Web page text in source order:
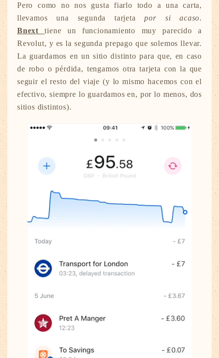
Pero como no nos gusta fiarlo todo a una carta,
llevamos una segunda tarjetapor si acaso.
Bnext
tiene un funcionamiento muy parecido a
Revolut, y es la segunda prepago que solemos llevar.
La guardamos en un sitio distinto para que, en caso
de robo o pérdida, tengamos otra tarjeta con la que
seguir el resto del viaje (y lo mismo hacemos con el
efectivo, siempre lo guardamos en, por lo menos, dos
sitios distintos).